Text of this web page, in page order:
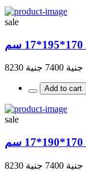
sale
جنية 7400 جنية 8230
Add to cart
sale
جنية 7400 جنية 8230